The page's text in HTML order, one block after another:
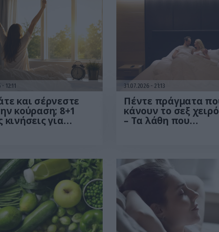
12:11
και σέρνεστε
κούραση; 8+1
κινήσεις για
31.07.2026 21:13
Πέντε πράγματα
κάνουν το σεξ
– Τα λάθη που